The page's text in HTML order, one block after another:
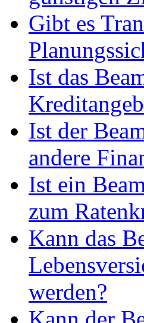
Gibt es
Ist das
Ist der
andere
Ist ein
zum
Kann das
werden?